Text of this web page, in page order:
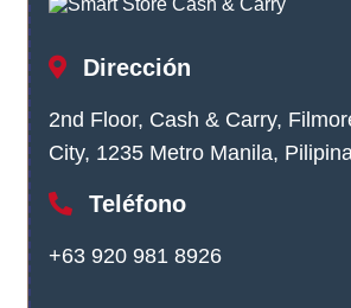
Dirección
2nd Floor, Cash & Carry,
City, 1235 Metro Manila,
Teléfono
+63 920 981 8926